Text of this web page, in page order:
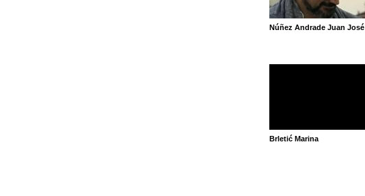
Núñez Andrade Juan José
Brletić Marina